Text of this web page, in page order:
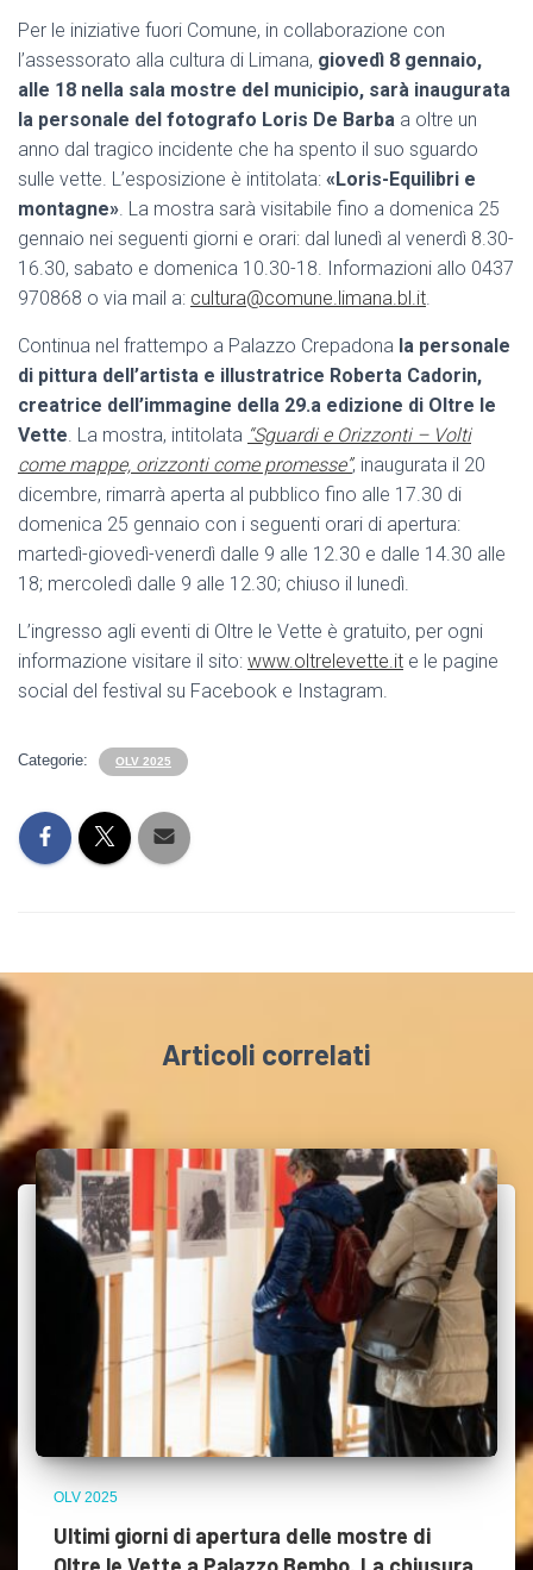
Per le iniziative fuori Comune, in collaborazione con
l’assessorato alla cultura di Limana, giovedì 8 gennaio,
alle 18 nella sala mostre del municipio, sarà inaugurata
la personale del fotografo Loris De Barba a oltre un
anno dal tragico incidente che ha spento il suo sguardo
sulle vette. L’esposizione è intitolata: «Loris-Equilibri e
montagne». La mostra sarà visitabile fino a domenica 25
gennaio nei seguenti giorni e orari: dal lunedì al venerdì 8.30-
16.30, sabato e domenica 10.30-18. Informazioni allo 0437
970868 o via mail a: cultura@comune.limana.bl.it.
Continua nel frattempo a Palazzo Crepadona la personale
di pittura dell’artista e illustratrice Roberta Cadorin,
creatrice dell’immagine della 29.a edizione di Oltre le
Vette. La mostra, intitolata “Sguardi e Orizzonti – Volti
come mappe, orizzonti come promesse”, inaugurata il 20
dicembre, rimarrà aperta al pubblico fino alle 17.30 di
domenica 25 gennaio con i seguenti orari di apertura:
martedì-giovedì-venerdì dalle 9 alle 12.30 e dalle 14.30 alle
18; mercoledì dalle 9 alle 12.30; chiuso il lunedì.
L’ingresso agli eventi di Oltre le Vette è gratuito, per ogni
informazione visitare il sito: www.oltrelevette.it e le pagine
social del festival su Facebook e Instagram.
Categorie: OLV 2025
Articoli correlati
OLV 2025
Ultimi giorni di apertura delle mostre di